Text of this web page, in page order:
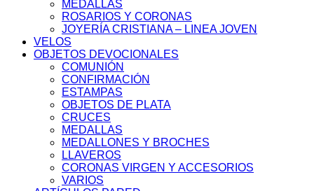
MEDALLAS
ROSARIOS Y CORONAS
JOYERÍA CRISTIANA – LINEA JOVEN
VELOS
OBJETOS DEVOCIONALES
COMUNIÓN
CONFIRMACIÓN
ESTAMPAS
OBJETOS DE PLATA
CRUCES
MEDALLAS
MEDALLONES Y BROCHES
LLAVEROS
CORONAS VIRGEN Y ACCESORIOS
VARIOS